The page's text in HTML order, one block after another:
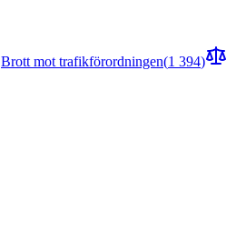
Brott mot trafikförordningen(1 394)